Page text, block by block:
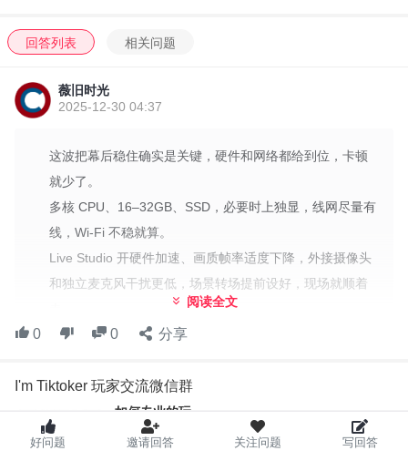
盘拖慢加载，预算充足就考虑独立显卡，减轻编码压力。网络尽量
用有线，稳定不上行带宽，Wi‑Fi 出状况就麻烦。
软件和设置上，我会关闭不必要的后台应用，Live Studio 里开启硬
件加速，输出分辨率和帧率适度下降，换来画面更稳、清晰。外接
转场和 overlay 事先设好，现场只要按场景走就好。
流程和内容结构方面，屏幕上随时可见的商品卡片、购买链接、价
格和促销信息很重要。我会设计好开场的钩子、核心卖点、限时促
销和行动号召的脚本，避免临场慌乱。还会做小范围的 A/B 测试，
看看不同标题、封面、话术节奏对转化的影响，然后慢慢迭代。
互动与购买路径也别忽视。设定固定的下单入口、清晰的购买路
径，利用抽奖、口令、限时优惠等互动环节提升留存和下单率。把
用户评论转化为反馈...
回答列表 相关问题
薇旧时光
2025-12-30 04:37
这波把幕后稳住确实是关键，硬件和网络都给到位，卡顿
就少了。
多核 CPU、16–32GB、SSD，必要时上独显，线网尽量有
线，Wi‑Fi 不稳就算。
Live Studio 开硬件加速、画质帧率适度下降，外接摄像头
和独立麦克风干扰更低，场景转场提前设好，现场就顺着
商品卡片、购买链接、价格和促销信息在屏幕上清晰可
A/B 测试标题、封面、话术节奏也别停，数据说话，慢慢迭
下单入口固定、路径清晰，互动环节如抽奖、口令、限时
阅读全文
0 0 分享
I'm Tiktoker 玩家交流微信群
如何专业的玩，
如何开心的玩，
我们，
好问题 邀请回答 关注问题 写回答